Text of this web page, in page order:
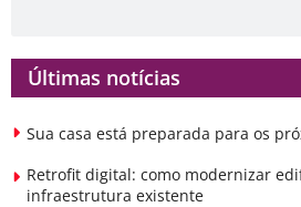
Últimas notícias
Sua casa está preparada para os
Retrofit digital: como modernizar
infraestrutura existente